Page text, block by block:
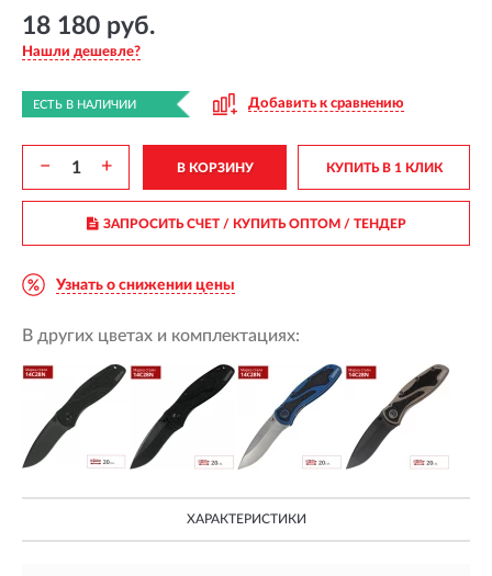
18 180 руб.
Нашли дешевле?
ЕСТЬ В НАЛИЧИИ Добавить к сравнению
− + В КОРЗИНУ КУПИТЬ В 1 КЛИК
ЗАПРОСИТЬ СЧЕТ / КУПИТЬ ОПТОМ/ ТЕНДЕР
Узнать о снижении цены
В других цветах и комплектациях:
ХАРАКТЕРИСТИКИ